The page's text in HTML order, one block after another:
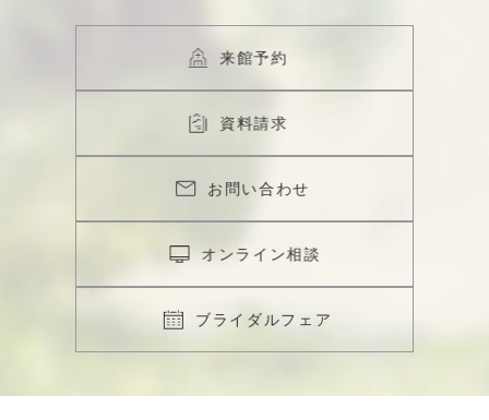
来館予約
資料請求
お問い合わせ
オンライン相談
ブライダルフェア